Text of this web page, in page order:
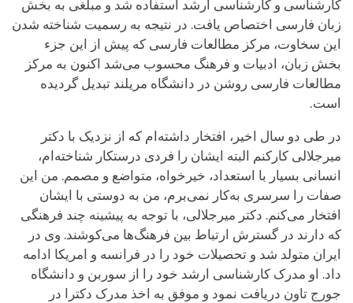
کارشناسی و کارشناسی ارشد استفاده شد و مبلغی به بخش
زبان فارسی اختصاص یافت. در نتیجه به رسمیت شناخته شدن
این سخاوت، مرکز مطالعات فارسی که پیش از این جزء
بخش زبان، ادبیات و فرهنگ محسوب می‌شد اکنون به مرکز
مطالعات فارسی روشن در دانشگاه مریلند تبدیل گردیده
است.
در طی دو سال اخیر، افتخار داشته‌ام که از نزدیک با دکتر
میرجلالی کارکنم البته ایشان را فردی درستکار شناخته‌ام،
انسانی بسیار با استعداد، خیرخواه، متواضع و مصمم. من این
صفات را سرسری به‌کار نمی‌برم، من به دوستی با ایشان
افتخار می‌کنم. دکتر میرجلالی، با توجه به پیشینه چند فرهنگی
که دارند در گسترش ارتباط بین فرهنگ‌ها می‌کوشند. وی در
ایران متولد شد و تحصیلات خود را در فرانسه و امریکا ادامه
داد. او مدرک کارشناسی ارشد خود را از سوربن و دانشگاه
جورج تاون دریافت نمود و موفق به اخذ مدرک دکترا در